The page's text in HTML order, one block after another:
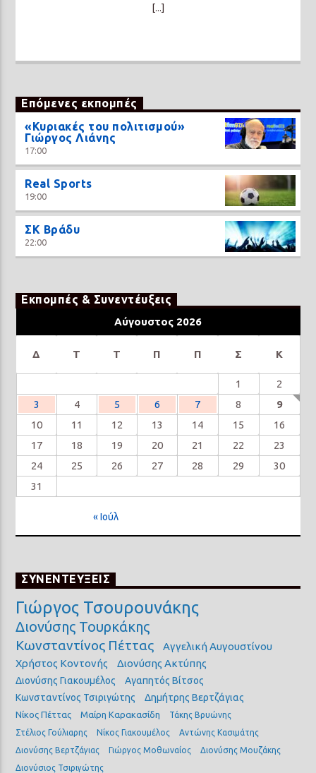
[...]
Επόμενες εκπομπές
«Κυριακές του πολιτισμού»
Γιώργος Λιάνης
17:00
Real Sports
19:00
ΣΚ Βράδυ
22:00
Εκπομπές & Συνεντέυξεις
Αύγουστος 2026
Δ Τ Τ Π Π Σ Κ
1
2
3
4 5 6 7 8
9
10
11 12 13 14 15
16
17
18 19 20 21 22
23
24
25 26 27 28 29
30
31
« Ιούλ
ΣΥΝΕΝΤΕΥΞΕΙΣ
Γιώργος Τσουρουνάκης
Διονύσης Τουρκάκης
Κωνσταντίνος Πέττας
Αγγελική Αυγουστίνου
Χρήστος Κοντονής
Διονύσης Ακτύπης
Διονύσης Γιακουμέλος
Αγαπητός Βίτσος
Κωνσταντίνος Τσιριγώτης
Δημήτρης Βερτζάγιας
Νίκος Πέττας Μαίρη Καρακασίδη
Τάκης Βρυώνης
Στέλιος Γούλιαρης
Νίκος Γιακουμέλος
Αντώνης Κασιμάτης
Διονύσης Βερτζάγιας
Γιώργος Μοθωναίος
Διονύσης Μουζάκης
Διονύσιος Τσιριγώτης